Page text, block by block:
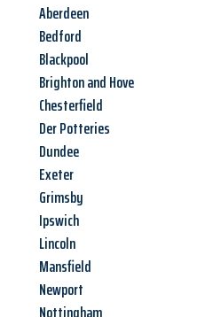
Aberdeen
Bedford
Blackpool
Brighton and Hove
Chesterfield
Der Potteries
Dundee
Exeter
Grimsby
Ipswich
Lincoln
Mansfield
Newport